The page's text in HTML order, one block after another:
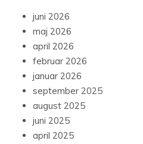
juni 2026
maj 2026
april 2026
februar 2026
januar 2026
september 2025
august 2025
juni 2025
april 2025